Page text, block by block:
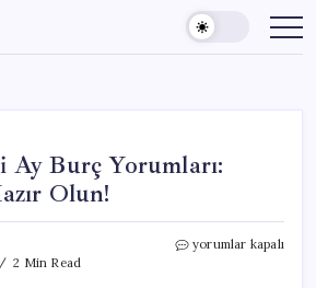
Ay Burç Yorumları:
Olun!
2 Min Read
16
yorumlar kapalı